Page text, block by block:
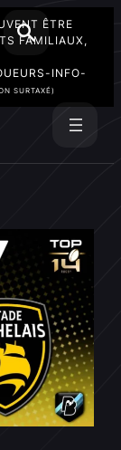
ÊTRE
FAMILIAUX,
INFO-
SURTAXÉ)